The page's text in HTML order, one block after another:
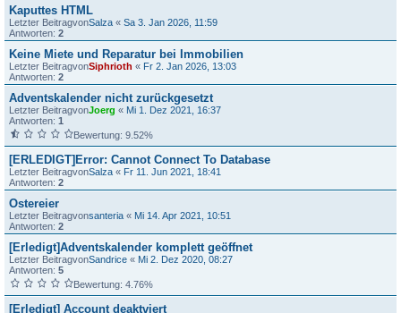
Kaputtes HTML
Letzter BeitragvonSalza « Sa 3. Jan 2026, 11:59
Antworten: 2
Keine Miete und Reparatur bei Immobilien
Letzter BeitragvonSiphrioth « Fr 2. Jan 2026, 13:03
Antworten: 2
Adventskalender nicht zurückgesetzt
Letzter BeitragvonJoerg « Mi 1. Dez 2021, 16:37
Antworten: 1
Bewertung: 9.52%
[ERLEDIGT]Error: Cannot Connect To Database
Letzter BeitragvonSalza « Fr 11. Jun 2021, 18:41
Antworten: 2
Ostereier
Letzter Beitragvonsanteria « Mi 14. Apr 2021, 10:51
Antworten: 2
[Erledigt]Adventskalender komplett geöffnet
Letzter BeitragvonSandrice « Mi 2. Dez 2020, 08:27
Antworten: 5
Bewertung: 4.76%
[Erledigt] Account deaktviert